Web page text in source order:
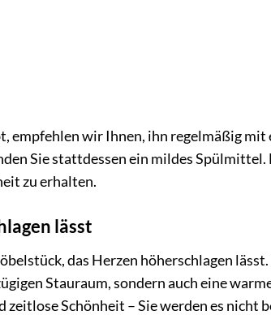
empfehlen wir Ihnen, ihn regelmäßig mit
Sie stattdessen ein mildes Spülmittel.
zu erhalten.
lässt
das Herzen höherschlagen
Stauraum, sondern auch eine
Schönheit – Sie werden es nicht